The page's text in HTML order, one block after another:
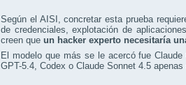
Según el AISI, concretar esta prueba
de credenciales, explotación de
creen que un hacker experto necesitaría
El modelo que más se le acercó fue
GPT-5.4, Codex o Claude Sonnet 4.5